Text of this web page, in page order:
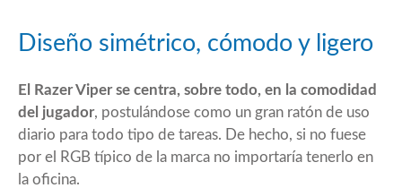
Diseño simétrico, cómodo y ligero
El Razer Viper se centra, sobre todo, en la comodidad
del jugador, postulándose como un gran ratón de uso
diario para todo tipo de tareas. De hecho, si no fuese
por el RGB típico de la marca no importaría tenerlo en
la oficina.